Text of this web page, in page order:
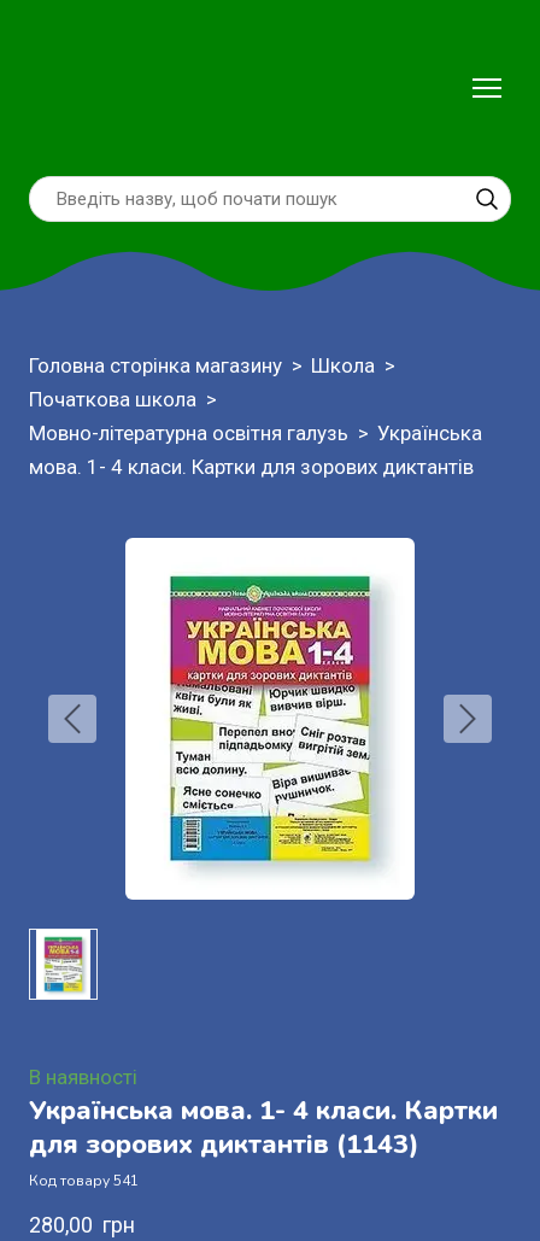
Головна сторінка магазину
Школа
Початкова школа
Мовно-літературна освітня галузь
Українська
мова. 1- 4 класи. Картки для зорових диктантів
В наявності
Українська мова. 1- 4 класи. Картки
для зорових диктантів (1143)
Код товару 541
280,00  грн